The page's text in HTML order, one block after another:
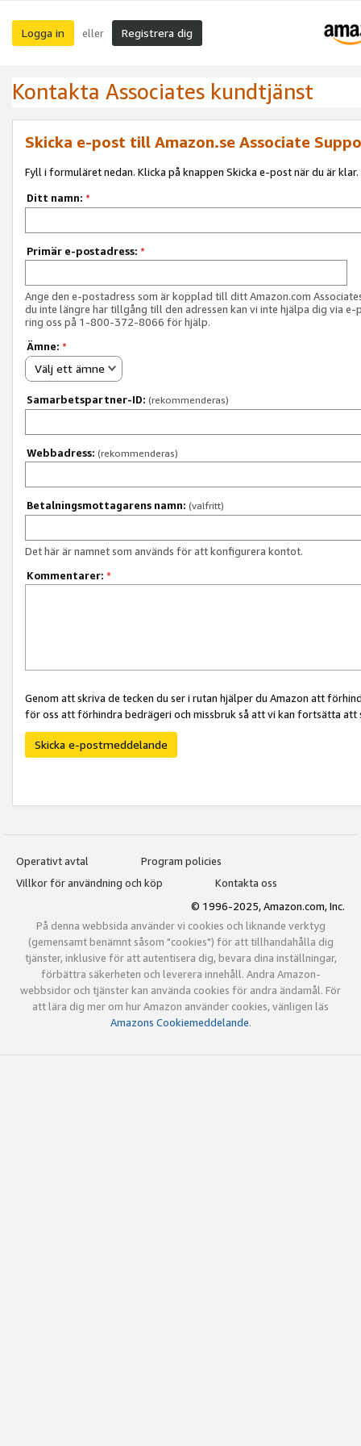
Logga in eller Registrera dig
Kontakta Associates kundtjänst
Skicka e-post till Amazon.se Associate
Fyll i formuläret nedan. Klicka på knappen Skicka e-post när du är klar.
Ditt namn: *
Primär e-postadress: *
Ange den e-postadress som är kopplad till ditt Amazon.com
du inte längre har tillgång till den adressen kan vi inte hjälpa dig via e-
ring oss på 1-800-372-8066 för hjälp.
Ämne: *
Välj ett ämne
Samarbetspartner-ID: (rekommenderas)
Webbadress: (rekommenderas)
Betalningsmottagarens namn: (valfritt)
Det här är namnet som används för att konfigurera kontot.
Kommentarer: *
Genom att skriva de tecken du ser i rutan hjälper du Amazon att
för oss att förhindra bedrägeri och missbruk så att vi kan fortsätta
Skicka e-postmeddelande
Operativt avtal
Program policies
Villkor för användning och köp
Kontakta oss
© 1996-2025, Amazon.com, Inc.
På denna webbsida använder vi cookies och liknande verktyg
(gemensamt benämnt såsom "cookies") för att tillhandahålla dig
tjänster, inklusive för att autentisera dig, bevara dina inställningar,
förbättra säkerheten och leverera innehåll. Andra Amazon-
webbsidor och tjänster kan använda cookies för andra ändamål. För
att lära dig mer om hur Amazon använder cookies, vänligen läs
Amazons Cookiemeddelande.